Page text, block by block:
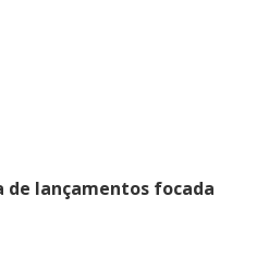
de lançamentos focada